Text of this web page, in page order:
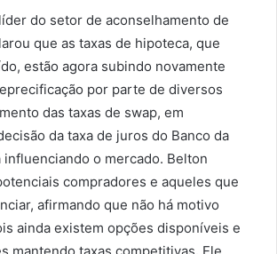
do setor de aconselhamento de
que as taxas de hipoteca, que
estão agora subindo novamente
por parte de diversos
das taxas de swap, em
da taxa de juros do Banco da
influenciando o mercado. Belton
compradores e aqueles que
afirmando que não há motivo
ainda existem opções disponíveis e